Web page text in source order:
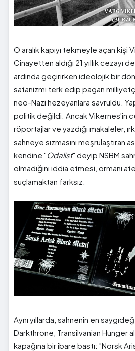
O aralık kapıyı tekmeyle açan kişi
Cinayetten aldığı 21 yıllık cezayı
ardında geçirirken ideolojik bir
satanizmi terk edip pagan
neo-Nazi hezeyanlara savruldu.
politik değildi. Ancak Vikernes'in
röportajlar ve yazdığı makaleler,
sahneye sızmasını meşrulaştıran
kendine "Odalist" deyip NSBM
olmadığını iddia etmesi, ormanı
suçlamaktan farksız.
Aynı yıllarda, sahnenin en
Darkthrone, Transilvanian Hunger
kapağına bir ibare bastı: "Norsk